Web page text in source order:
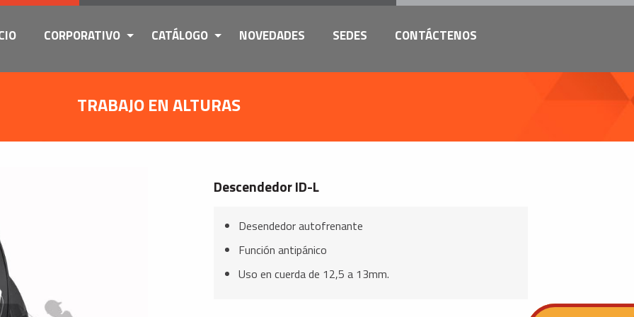
CORPORATIVO CATÁLOGO NOVEDADES SEDES CONTÁCTENOS
TRABAJO EN ALTURAS
Descendedor ID-L
Desendedor autofrenante
Función antipánico
Uso en cuerda de 12,5 a 13mm.